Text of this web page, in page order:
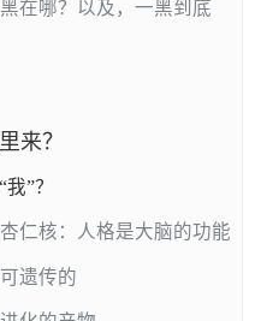
在哪？以及，一黑到底
来？
”？
仁核：人格是大脑的功能
遗传的